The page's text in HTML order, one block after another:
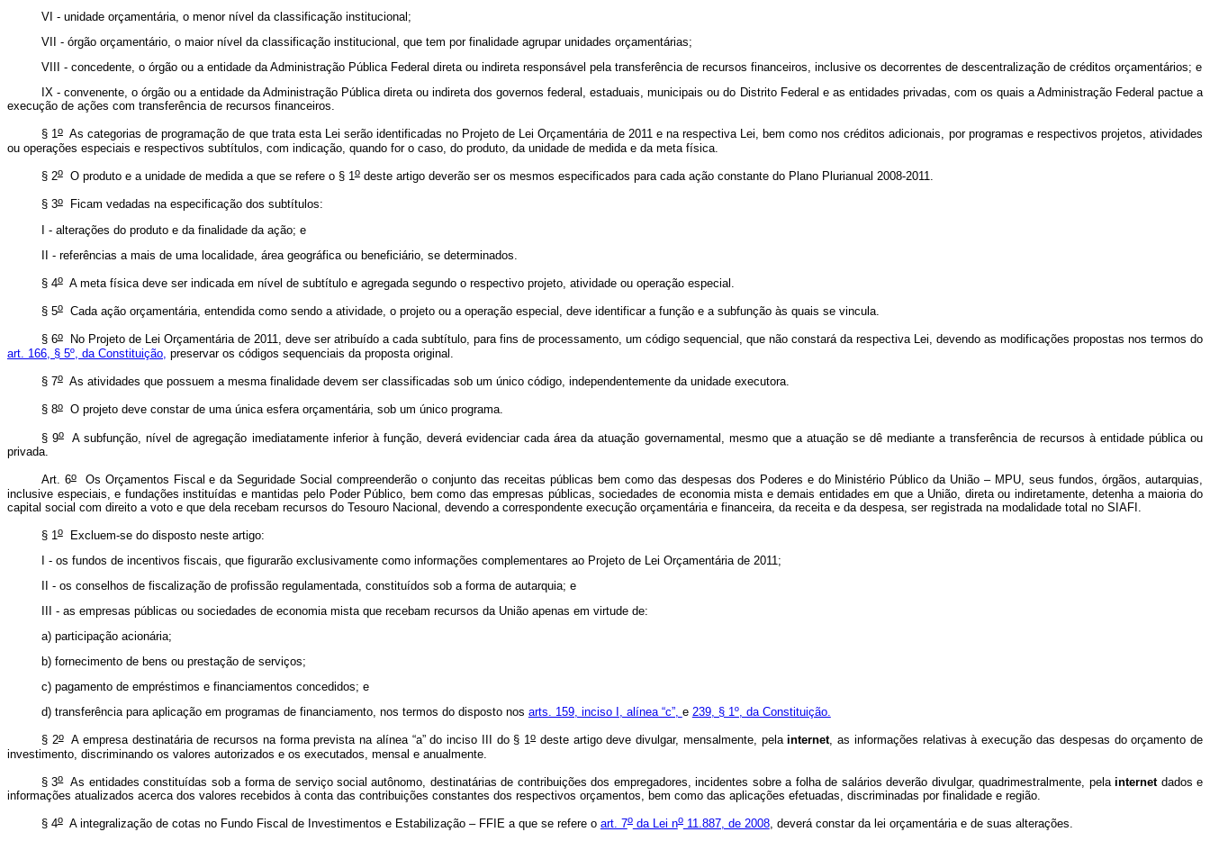
VI - unidade orçamentária, o menor nível da classificação institucional;
VII - órgão orçamentário, o maior nível da classificação institucional, que tem por finalidade agrupar unidades orçamentárias;
VIII - concedente, o órgão ou a entidade da Administração Pública Federal direta ou indireta responsável pela transferência de recursos financeiros, inclusive os decorrentes de descentralização de créditos orçamentários; e
IX - convenente, o órgão ou a entidade da Administração Pública direta ou indireta dos governos federal, estaduais, municipais ou do Distrito Federal e as entidades privadas, com os quais a Administração Federal pactue a
execução de ações com transferência de recursos financeiros.
§ 1oAs categorias de programação de que trata esta Lei serão identificadas no Projeto de Lei Orçamentária de 2011 e na respectiva Lei, bem como nos créditos adicionais, por programas e respectivos projetos, atividades
ou operações especiais e respectivos subtítulos, com indicação, quando for o caso, do produto, da unidade de medida e da meta física.
§ 2oO produto e a unidade de medida a que se refere o § 1odeste artigo deverão ser os mesmos especificados para cada ação constante do Plano Plurianual 2008-2011.
§ 3oFicam vedadas na especificação dos subtítulos:
I - alterações do produto e da finalidade da ação; e
II - referências a mais de uma localidade, área geográfica ou beneficiário, se determinados.
§ 4oA meta física deve ser indicada em nível de subtítulo e agregada segundo o respectivo projeto, atividade ou operação especial.
§ 5oCada ação orçamentária, entendida como sendo a atividade, o projeto ou a operação especial, deve identificar a função e a subfunção às quais se vincula.
§ 6oNo Projeto de Lei Orçamentária de 2011, deve ser atribuído a cada subtítulo, para fins de processamento, um código sequencial, que não constará da respectiva Lei, devendo as modificações propostas nos termos do
art. 166, § 5º, da Constituição, preservar os códigos sequenciais da proposta original.
§ 7oAs atividades que possuem a mesma finalidade devem ser classificadas sob um único código, independentemente da unidade executora.
§ 8oO projeto deve constar de uma única esfera orçamentária, sob um único programa.
§ 9oA subfunção, nível de agregação imediatamente inferior à função, deverá evidenciar cada área da atuação governamental, mesmo que a atuação se dê mediante a transferência de recursos à entidade pública ou
privada.
Art. 6oOs Orçamentos Fiscal e da Seguridade Social compreenderão o conjunto das receitas públicas bem como das despesas dos Poderes e do Ministério Público da União – MPU, seus fundos, órgãos, autarquias,
inclusive especiais, e fundações instituídas e mantidas pelo Poder Público, bem como das empresas públicas, sociedades de economia mista e demais entidades em que a União, direta ou indiretamente, detenha a maioria do
capital social com direito a voto e que dela recebam recursos do Tesouro Nacional, devendo a correspondente execução orçamentária e financeira, da receita e da despesa, ser registrada na modalidade total no SIAFI.
§ 1oExcluem-se do disposto neste artigo:
I - os fundos de incentivos fiscais, que figurarão exclusivamente como informações complementares ao Projeto de Lei Orçamentária de 2011;
II - os conselhos de fiscalização de profissão regulamentada, constituídos sob a forma de autarquia; e
III - as empresas públicas ou sociedades de economia mista que recebam recursos da União apenas em virtude de:
a) participação acionária;
b) fornecimento de bens ou prestação de serviços;
c) pagamento de empréstimos e financiamentos concedidos; e
d) transferência para aplicação em programas de financiamento, nos termos do disposto nos arts. 159, inciso I, alínea “c”, e 239, § 1º, da Constituição.
§ 2oA empresa destinatária de recursos na forma prevista na alínea “a” do inciso III do § 1odeste artigo deve divulgar, mensalmente, pelainternet, as informações relativas à execução das despesas do orçamento de
investimento, discriminando os valores autorizados e os executados, mensal e anualmente.
§ 3oAs entidades constituídas sob a forma de serviço social autônomo, destinatárias de contribuições dos empregadores, incidentes sobre a folha de salários deverão divulgar, quadrimestralmente, pelainternetdados e
informações atualizados acerca dos valores recebidos à conta das contribuições constantes dos respectivos orçamentos, bem como das aplicações efetuadas, discriminadas por finalidade e região.
§ 4oA integralização de cotas no Fundo Fiscal de Investimentos e Estabilização – FFIE a que se refere o art. 7oda Lei no11.887, de 2008, deverá constar da lei orçamentária e de suas alterações.